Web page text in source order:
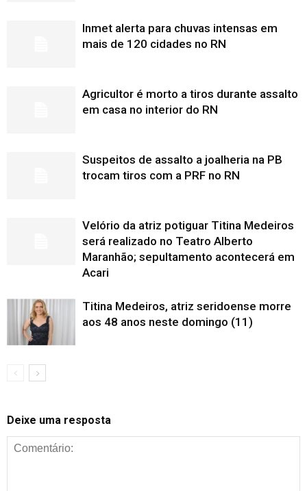
Inmet alerta para chuvas intensas em
mais de 120 cidades no RN
Agricultor é morto a tiros durante assalto
em casa no interior do RN
Suspeitos de assalto a joalheria na PB
trocam tiros com a PRF no RN
Velório da atriz potiguar Titina Medeiros
será realizado no Teatro Alberto
Maranhão; sepultamento acontecerá em
Acari
Titina Medeiros, atriz seridoense morre
aos 48 anos neste domingo (11)
Deixe uma resposta